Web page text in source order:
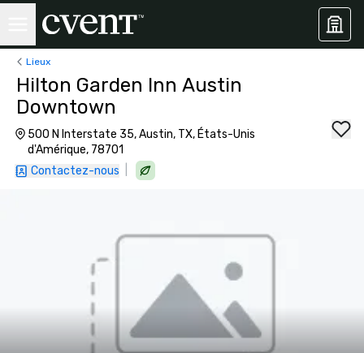
Lieux
Hilton Garden Inn Austin
Downtown
500 N Interstate 35, Austin, TX, États-Unis
d'Amérique, 78701
Contactez-nous